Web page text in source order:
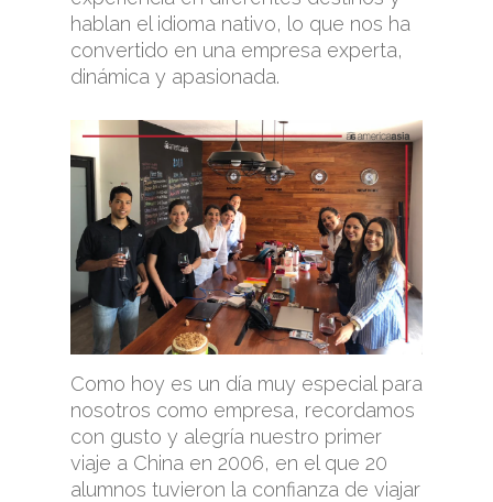
hablan el idioma nativo, lo que nos ha
convertido en una empresa experta,
dinámica y apasionada.
Como hoy es un día muy especial para
nosotros como empresa, recordamos
con gusto y alegría nuestro primer
viaje a China en 2006, en el que 20
alumnos tuvieron la confianza de viajar